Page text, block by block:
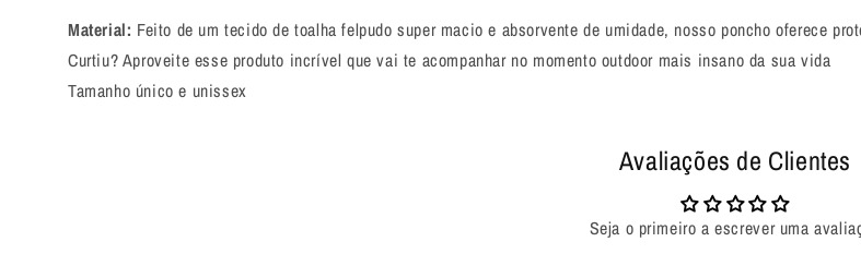
Material: Feito de um tecido de toalha felpudo super macio e absorvente de umidade, nosso poncho oferece
Curtiu? Aproveite esse produto incrível que vai te acompanhar no momento outdoor mais insano da sua vida
Tamanho único e unissex
Avaliações de Clientes
Seja o primeiro a escrever uma